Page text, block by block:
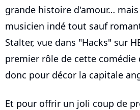
grande histoire d'amour…
musicien indé tout sauf
Stalter, vue dans "Hacks" sur
premier rôle de cette comédie
donc pour décor la capitale
Et pour offrir un joli coup de